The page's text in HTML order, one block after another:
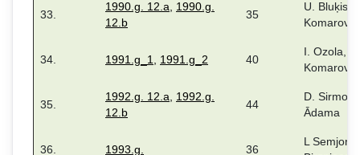
33.
1990.g. 12.a
1990.g.
12.b
35
U. Bluķis,
Komarova
34. 1991.g_1 1991.g_2 40
I. Ozola, V.
35.
1992.g. 12.a
1992.g.
12.b
44
D.
Ādama
36. 1993.g. 36
L